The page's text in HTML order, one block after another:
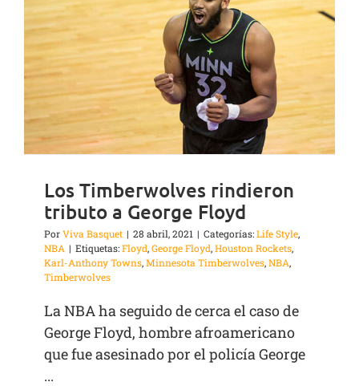
Los Timberwolves rindieron
tributo a George Floyd
PorViva Basquet | 28 abril, 2021 | Categorías:Life Style,
NBA | Etiquetas:Floyd,George Floyd,Houston Rockets,
Karl-Anthony Towns,Minnesota Timberwolves,NBA,
Timberwolves
La NBA ha seguido de cerca el caso de
George Floyd, hombre afroamericano
que fue asesinado por el policía George
...